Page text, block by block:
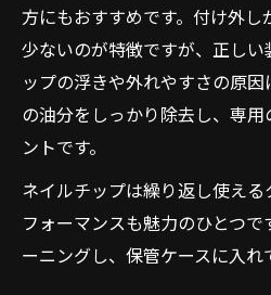
方にもおすすめです。付け外し
少ないのが特徴ですが、正し
ップの浮きや外れやすさの原
の油分をしっかり除去し、専
ントです。
ネイルチップは繰り返し使え
フォーマンスも魅力のひとつで
ーニングし、保管ケースに入れ